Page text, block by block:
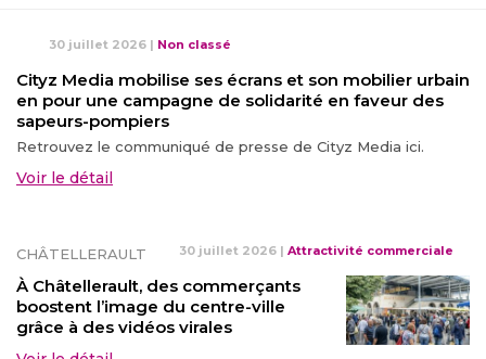
30 juillet 2026 | Non classé
Cityz Media mobilise ses écrans et son mobilier urbain
en pour une campagne de solidarité en faveur des
sapeurs-pompiers
Retrouvez le communiqué de presse de Cityz Media ici.
Voir le détail
CHÂTELLERAULT 30 juillet 2026 | Attractivité commerciale
À Châtellerault, des commerçants
boostent l’image du centre-ville
grâce à des vidéos virales